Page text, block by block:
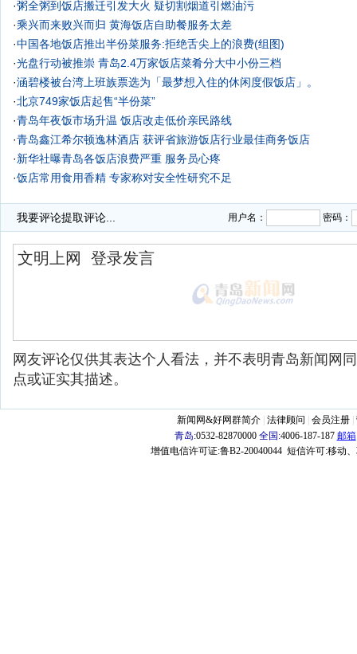
·粥全粥到饭店搬迁引发大火 疑切割烟道引燃油污
·乘兴而来败兴而归 黄海饭店自助餐服务太差
·中国各地饭店推出半份菜服务:拒绝舌尖上的浪费(组图)
·光盘行动被推崇 青岛2.4万家饭店菜肴分大中小份三档
·涵碧楼被台湾上班族票选为「最梦想入住的休闲度假饭店」。
·北京749家饭店起售“半份菜”
·青岛年夜饭市场升温 饭店改走低价亲民路线
·青岛鑫江希尔顿逸林酒店 获评省旅游饭店行业最佳商务饭店
·新华社曝青岛各饭店浪费严重 服务员心疼
·饭店常用食用香精 专家称对安全性研究不足
我要评论提取评论... 用户名： 密码：
网友评论仅供其表达个人看法，并不表明青岛新闻网
点或证实其描述。